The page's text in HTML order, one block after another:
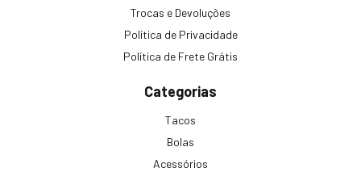
Trocas e Devoluções
Política de Privacidade
Política de Frete Grátis
Categorias
Tacos
Bolas
Acessórios